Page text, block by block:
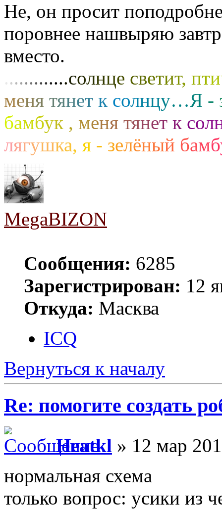
Не, он просит
поровнее нашвыряю
вместо.
............солнце светит, пти
меня тянет к солнцу…Я -
бамбук , меня тянет к сол
лягушка, я - зелёный бамб
MegaBIZON
Сообщения: 6285
Зарегистрирован: 12
Откуда: Масква
ICQ
Вернуться к началу
Re: помогите создать
Heatkl » 12 мар
нормальная схема
только вопрос: усики из